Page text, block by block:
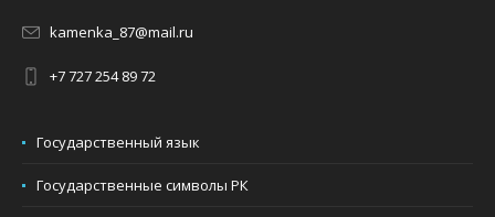
kamenka_87@mail.ru
+7 727 254 89 72
Государственный язык
Государственные символы РК